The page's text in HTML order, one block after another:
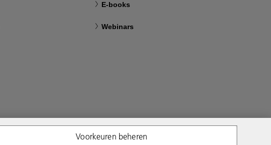
E-books
Webinars
Voorkeuren beheren